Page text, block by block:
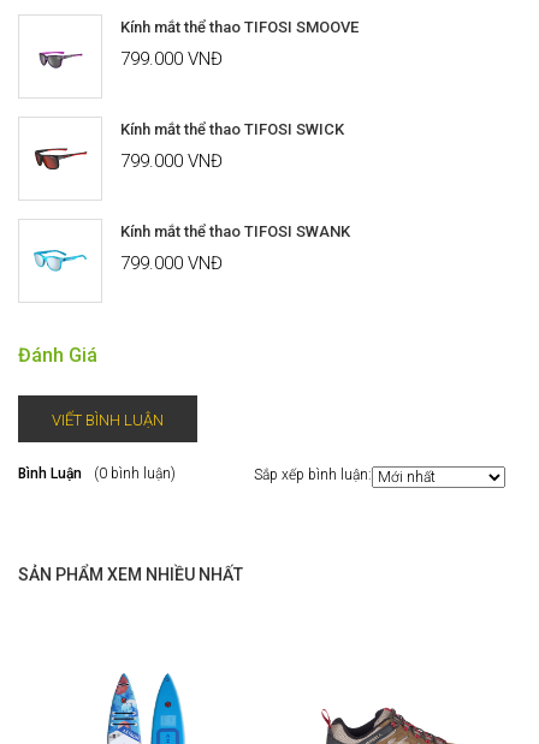
Kính mắt thể thao TIFOSI SMOOVE
799.000 VNĐ
Kính mắt thể thao TIFOSI SWICK
799.000 VNĐ
Kính mắt thể thao TIFOSI SWANK
799.000 VNĐ
Đánh Giá
VIẾT BÌNH LUẬN
Bình Luận (0 bình luận) Sắp xếp bình luận:
SẢN PHẨM XEM NHIỀU NHẤT